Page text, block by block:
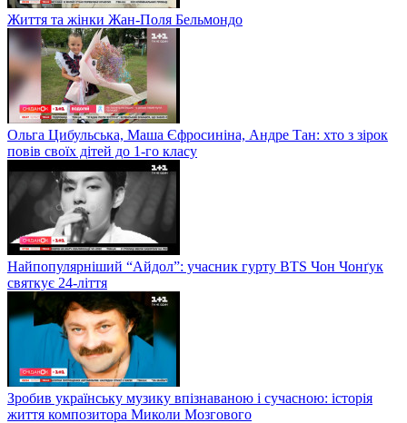
Життя та жінки Жан-Поля Бельмондо
Ольга Цибульська, Маша Єфросиніна, Андре Тан: хто з зірок
повів своїх дітей до 1-го класу
Найпопулярніший “Айдол”: учасник гурту BTS Чон Чонґук
святкує 24-ліття
Зробив українську музику впізнаваною і сучасною: історія
життя композитора Миколи Мозгового